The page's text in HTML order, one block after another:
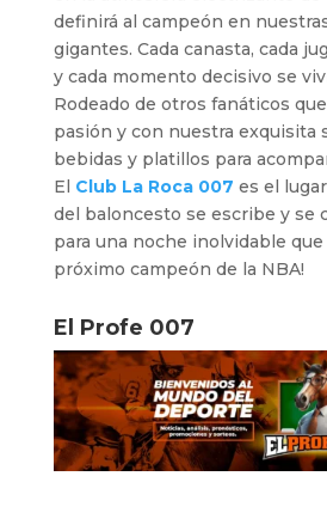
definirá al campeón en
gigantes. Cada canasta, cada
y cada momento decisivo se
Rodeado de otros fanáticos
pasión y con nuestra exquisita
bebidas y platillos para
El Club La Roca 007 es el
del baloncesto se escribe y se
para una noche inolvidable que
próximo campeón de la NBA!
El Profe 007